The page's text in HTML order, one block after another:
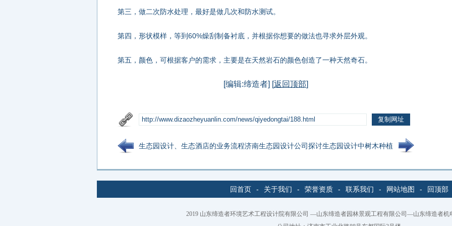
第三，做二次防水处理，最好是做几次和防水测试。
第四，形状模样，等到60%燥刮制备衬底，并根据你想要的做法也寻求外层外观。
第五，颜色，可根据客户的需求，主要是在天然岩石的颜色创造了一种天然奇石。
[编辑:缔造者] [返回顶部]
生态园设计、生态酒店的业务流程济南生态园设计公司探讨生态园设计中树木种植
回首页 - 关于我们 - 荣誉资质 - 联系我们 - 网站地图 - 回顶部
2019 山东缔造者环境艺术工程设计院有限公司 —山东缔造者园林景观工程有限公司—山东缔造者机